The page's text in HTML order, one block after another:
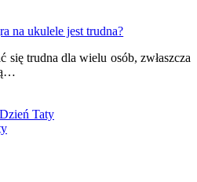
na ukulele jest trudna?
się trudna dla wielu osób, zwłaszcza
Taty